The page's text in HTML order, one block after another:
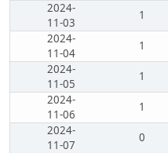
2024-
11-03
1
2024-
11-04
1
2024-
11-05
1
2024-
11-06
1
2024-
11-07
0